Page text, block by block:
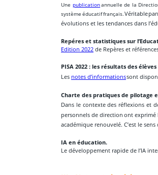
Une publicationannuelle de la
système éducatiffrançais.Véritable
évolutions et les tendances dans
Repéres et statistiques sur
Edition 2022
de Repères et
PISA 2022 : les résultats des
Les notes d’informations sont
Charte des pratiques de pilotage
Dans le contexte des réflexions et
personnels de direction ont exprimé
académique renouvelé. C’est le
IA en éducation.
Le développement rapide de l’IA